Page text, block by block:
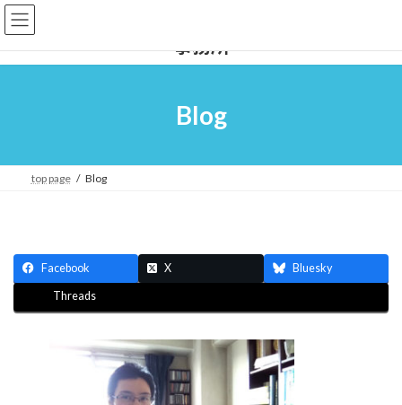
コ
ン
ン
プ
ナ
ビ
ー
動
医療法務 相続問題の専門 西島行政書士
事務所
Blog
top page Blog
Facebook X Bluesky
Threads